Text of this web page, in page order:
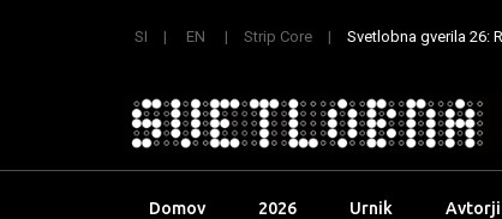
SI EN Strip Core Svetlobna gverila 26:
Domov 2026 Urnik Avtorji